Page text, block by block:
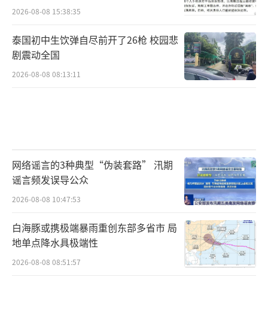
2026-08-08 15:38:35
泰国初中生饮弹自尽前开了26枪 校园悲
剧震动全国
2026-08-08 08:13:11
网络谣言的3种典型“伪装套路” 汛期
谣言频发误导公众
2026-08-08 10:47:53
白海豚或携极端暴雨重创东部多省市 局
地单点降水具极端性
2026-08-08 08:51:57